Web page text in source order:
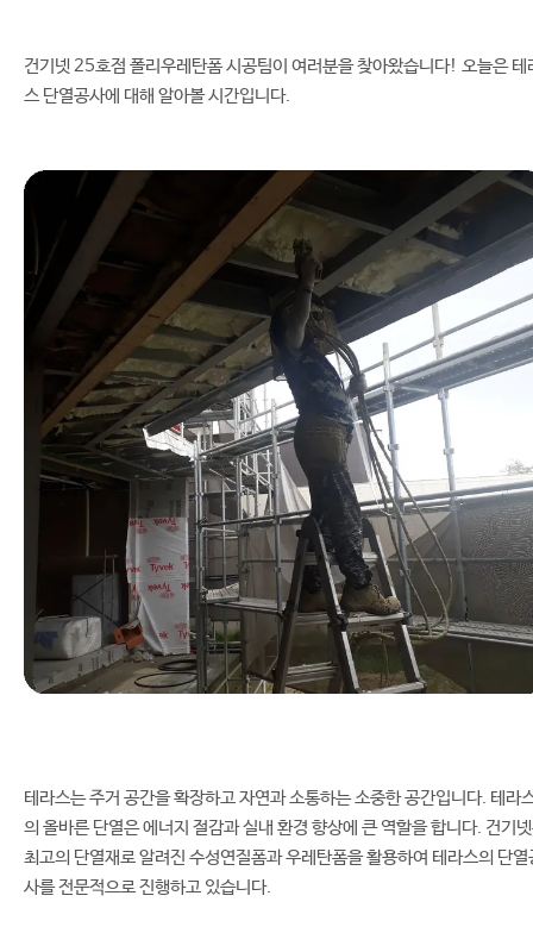
건기넷 25호점 폴리우레탄폼 시공팀이 여러분을 찾아왔습니다! 오늘은 테
스 단열공사에 대해 알아볼 시간입니다.
테라스는 주거 공간을 확장하고 자연과 소통하는 소중한 공간입니다. 테라
의 올바른 단열은 에너지 절감과 실내 환경 향상에 큰 역할을 합니다. 건기
최고의 단열재로 알려진 수성연질폼과 우레탄폼을 활용하여 테라스의 단열
사를 전문적으로 진행하고 있습니다.